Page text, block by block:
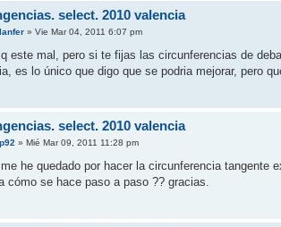
select. 2010 valencia
» Vie Mar 04, 2011 6:07 pm
q este mal, pero si te fijas las circunferencias de
es lo único que digo que se podria mejorar, pero
select. 2010 valencia
» Mié Mar 09, 2011 11:28 pm
he quedado por hacer la circunferencia
cómo se hace paso a paso ?? gracias.